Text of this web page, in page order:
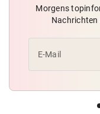
Morgens
Nachrichten
E-Mail